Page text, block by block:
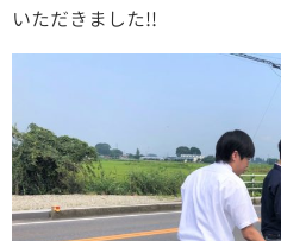
いただきました!!